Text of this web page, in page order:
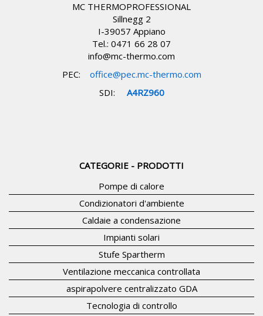
MC THERMOPROFESSIONAL
Sillnegg 2
I-39057 Appiano
Tel.: 0471 66 28 07
info@mc-thermo.com
PEC: office@pec.mc-thermo.com
SDI:
A4RZ960
CATEGORIE - PRODOTTI
Pompe di calore
Condizionatori d'ambiente
Caldaie a condensazione
Impianti solari
Stufe Spartherm
Ventilazione meccanica controllata
aspirapolvere centralizzato GDA
Tecnologia di controllo